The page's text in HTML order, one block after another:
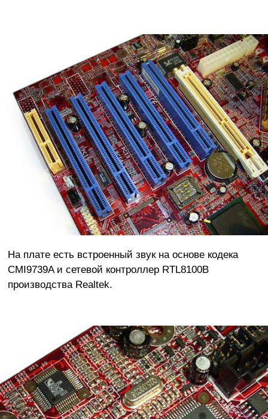
На плате есть встроенный звук на основе кодека
CMI9739A и сетевой контроллер RTL8100B
производства Realtek.